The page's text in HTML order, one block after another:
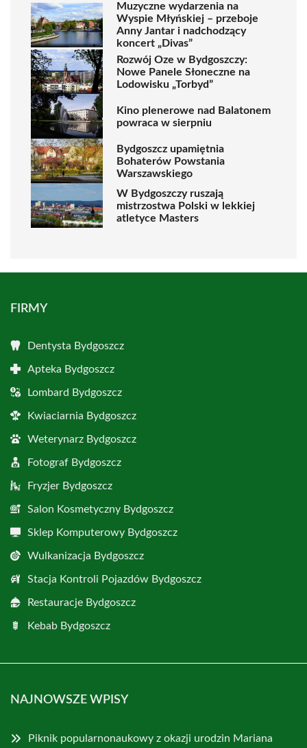
Muzyczne wydarzenia na
Wyspie Młyńskiej – przeboje
Anny Jantar i nadchodzący
koncert „Divas”
Rozwój Oze w Bydgoszczy:
Nowe Panele Słoneczne na
Lodowisku „Torbyd”
Kino plenerowe nad Balatonem
powraca w sierpniu
Bydgoszcz upamiętnia
Bohaterów Powstania
Warszawskiego
W Bydgoszczy ruszają
mistrzostwa Polski w lekkiej
atletyce Masters
FIRMY
Dentysta Bydgoszcz
Apteka Bydgoszcz
Lombard Bydgoszcz
Kwiaciarnia Bydgoszcz
Weterynarz Bydgoszcz
Fotograf Bydgoszcz
Fryzjer Bydgoszcz
Salon Kosmetyczny Bydgoszcz
Sklep Komputerowy Bydgoszcz
Wulkanizacja Bydgoszcz
Stacja Kontroli Pojazdów Bydgoszcz
Restauracje Bydgoszcz
Kebab Bydgoszcz
NAJNOWSZE WPISY
Piknik popularnonaukowy z okazji urodzin Mariana